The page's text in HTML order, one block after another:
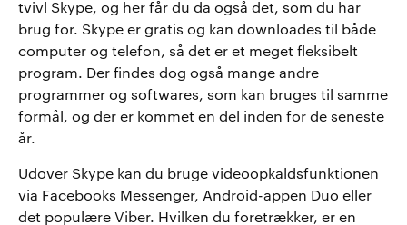
tvivl Skype, og her får du da også det, som du har
brug for. Skype er gratis og kan downloades til både
computer og telefon, så det er et meget fleksibelt
program. Der findes dog også mange andre
programmer og softwares, som kan bruges til samme
formål, og der er kommet en del inden for de seneste
år.
Udover Skype kan du bruge videoopkaldsfunktionen
via Facebooks Messenger, Android-appen Duo eller
det populære Viber. Hvilken du foretrækker, er en